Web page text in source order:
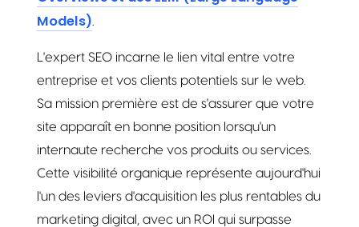
Models)
L'expert SEO incarne le lien vital entre votre
entreprise et vos clients potentiels sur le web.
Sa mission première est de s'assurer que votre
site apparaît en bonne position lorsqu'un
internaute recherche vos produits ou services.
Cette visibilité organique représente aujourd'hui
l'un des leviers d'acquisition les plus rentables du
marketing digital, avec un ROI qui surpasse